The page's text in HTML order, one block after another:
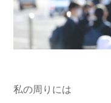
私の周りには